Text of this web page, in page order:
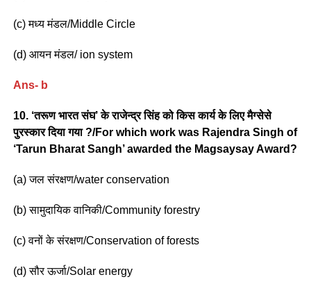
(c) मध्य मंडल/Middle Circle
(d) आयन मंडल/ ion system
Ans- b
10. ‘तरूण भारत संघ’ के राजेन्द्र सिंह को किस कार्य के लिए मैग्सेसे
पुरस्कार दिया गया ?/For which work was Rajendra Singh of
‘Tarun Bharat Sangh’ awarded the Magsaysay Award?
(a) जल संरक्षण/water conservation
(b) सामुदायिक वानिकी/Community forestry
(c) वनों के संरक्षण/Conservation of forests
(d) सौर ऊर्जा/Solar energy